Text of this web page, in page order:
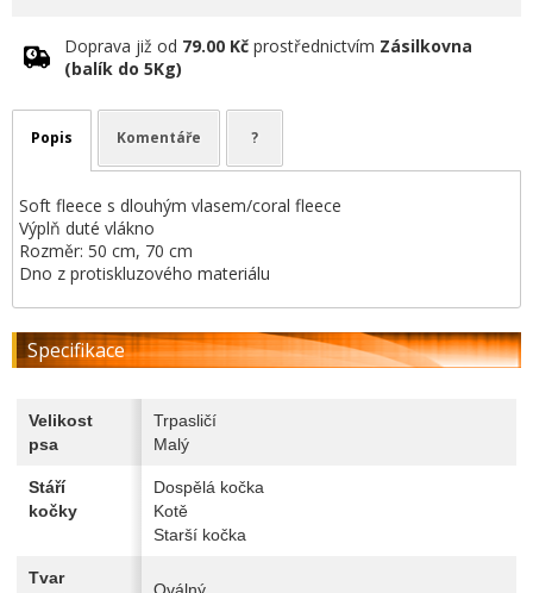
Doprava již od 79.00 Kč prostřednictvím Zásilkovna
(balík do 5Kg)
Popis Komentáře ?
Soft fleece s dlouhým vlasem/coral fleece
Výplň duté vlákno
Rozměr: 50 cm, 70 cm
Dno z protiskluzového materiálu
Specifikace
Velikost
psa
Trpasličí
Malý
Stáří
kočky
Dospělá kočka
Kotě
Starší kočka
Tvar